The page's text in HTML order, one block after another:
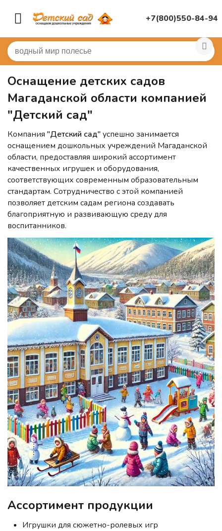
+7(800)550-84-94
Главная / Оснащение детских садов Магаданской
Оснащение детских садов
Магаданской области компанией
"Детский сад"
Компания "Детский сад"успешно занимается
оснащением дошкольных учреждений Магаданской
области, предоставляя широкий ассортимент
качественных игрушек и оборудования,
соответствующих современным образовательным
стандартам. Сотрудничество с этой компанией
позволяет детским садам региона создавать
благоприятную и развивающую среду для
воспитанников.
Ассортимент продукции
Игрушки для сюжетно-ролевых игр